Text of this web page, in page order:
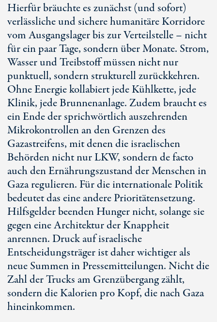
Hierfür bräuchte es zunächst (und sofort)
verlässliche und sichere humanitäre Korridore
vom Ausgangslager bis zur Verteilstelle – nicht
für ein paar Tage, sondern über Monate. Strom,
Wasser und Treibstoff müssen nicht nur
punktuell, sondern strukturell zurückkehren.
Ohne Energie kollabiert jede Kühlkette, jede
Klinik, jede Brunnenanlage. Zudem braucht es
ein Ende der sprichwörtlich auszehrenden
Mikrokontrollen an den Grenzen des
Gazastreifens, mit denen die israelischen
Behörden nicht nur LKW, sondernde facto
auch den Ernährungszustand der Menschen in
Gaza regulieren. Für die internationale Politik
bedeutet das eine andere Prioritätensetzung.
Hilfsgelder beenden Hunger nicht, solange sie
gegen eine Architektur der Knappheit
anrennen. Druck auf israelische
Entscheidungsträger ist daher wichtiger als
neue Summen in Pressemitteilungen. Nicht die
Zahl der Trucks am Grenzübergang zählt,
sondern die Kalorien pro Kopf, die nach Gaza
hineinkommen.